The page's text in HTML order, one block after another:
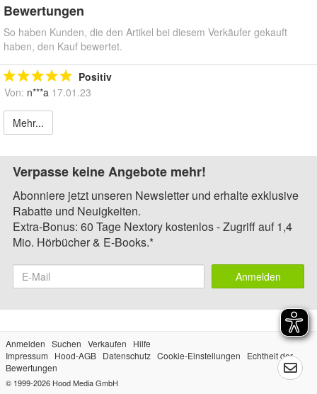
Bewertungen
So haben Kunden, die den Artikel bei diesem Verkäufer gekauft
haben, den Kauf bewertet.
Positiv
Von: n***a 17.01.23
Mehr...
Verpasse keine Angebote mehr!
Abonniere jetzt unseren Newsletter und erhalte exklusive
Rabatte und Neuigkeiten.
Extra-Bonus: 60 Tage Nextory kostenlos - Zugriff auf 1,4
Mio. Hörbücher & E-Books.*
Anmelden
Anmelden Suchen Verkaufen
Hilfe
Impressum
Hood-AGB Datenschutz Cookie-Einstellungen
Echtheit der
Bewertungen
© 1999-2026 Hood Media GmbH